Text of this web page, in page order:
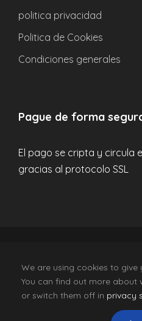
FAQs
¿Tengo que
pagar el día del
¿Cuáles son las
politica privacidad
Politica de Cookies
Condiciones generales
Pague de forma
El pago se cripta y circula
gracias al protocolo SSL
Reserved. Follow Us
We are using cookies to give
You can find out more about
or switch them off in privacy
Español